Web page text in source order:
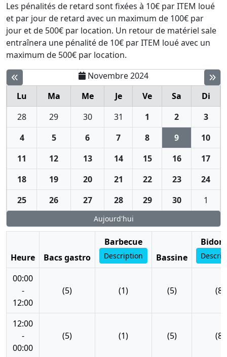
Les pénalités de retard sont fixées à 10€ par ITEM loué
et par jour de retard avec un maximum de 100€ par
jour et de 500€ par location. Un retour de matériel sale
entraînera une pénalité de 10€ par ITEM loué avec un
maximum de 500€ par location.
Novembre 2024
Lu
Ma Me Je Ve Sa
Di
28
29 30 31 1 2
3
4
5 6 7 8 9
10
11
12 13 14 15 16
17
18
19 20 21 22 23
24
25
26 27 28 29 30 1
Aujourd'hui
Heure Bacs gastro
Barbecue
Description Bassine
Bidon
00:00
-
12:00
(5) (1) (5) (8)
12:00
-
00:00
(5) (1) (5) (8)